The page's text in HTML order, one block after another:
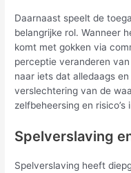
Daarnaast speelt de
belangrijke rol. Wanneer
komt met gokken via
perceptie veranderen
naar iets dat alledaags
verslechtering van de
zelfbeheersing en risico’s
Spelverslaving
Spelverslaving heeft